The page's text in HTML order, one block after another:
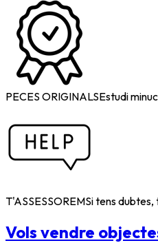
PECES ORIGINALSEstudi
T'ASSESSOREMSi tens
Vols vendre